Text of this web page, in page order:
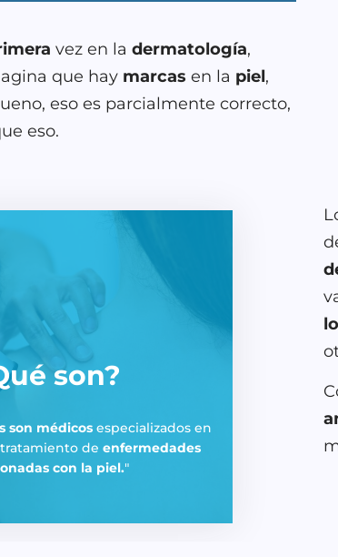
vez en la dermatología,
que hay marcas en la piel,
eso es parcialmente correcto,
eso.
son?
son médicos especializados en
de enfermedades
con la piel.